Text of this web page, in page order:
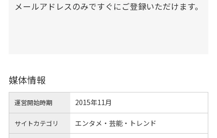
メールアドレスのみですぐにご登録いただけます。
媒体情報
運営開始時期 2015年11月
サイトカテゴリ エンタメ・芸能・トレンド